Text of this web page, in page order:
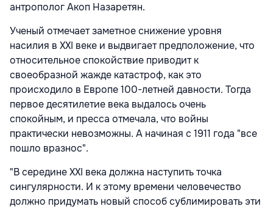
антрополог Акоп Назаретян.
Ученый отмечает заметное снижение уровня
насилия в XXI веке и выдвигает предположение, что
относительное спокойствие приводит к
своеобразной жажде катастроф, как это
происходило в Европе 100-летней давности. Тогда
первое десятилетие века выдалось очень
спокойным, и пресса отмечала, что войны
практически невозможны. А начиная с 1911 года "все
пошло вразнос".
"В середине XXI века должна наступить точка
сингулярности. И к этому времени человечество
должно придумать новый способ сублимировать эти